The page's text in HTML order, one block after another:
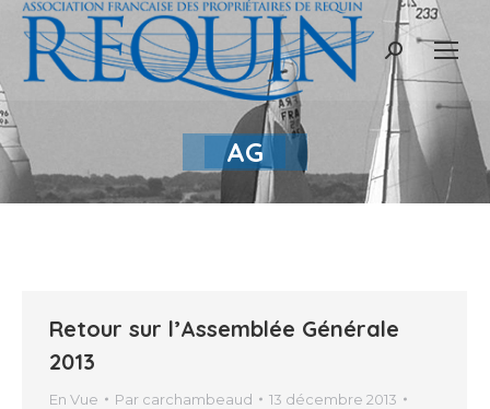
Recherche
AG
Retour sur l’Assemblée Générale
2013
En Vue Par carchambeaud
13 décembre 2013